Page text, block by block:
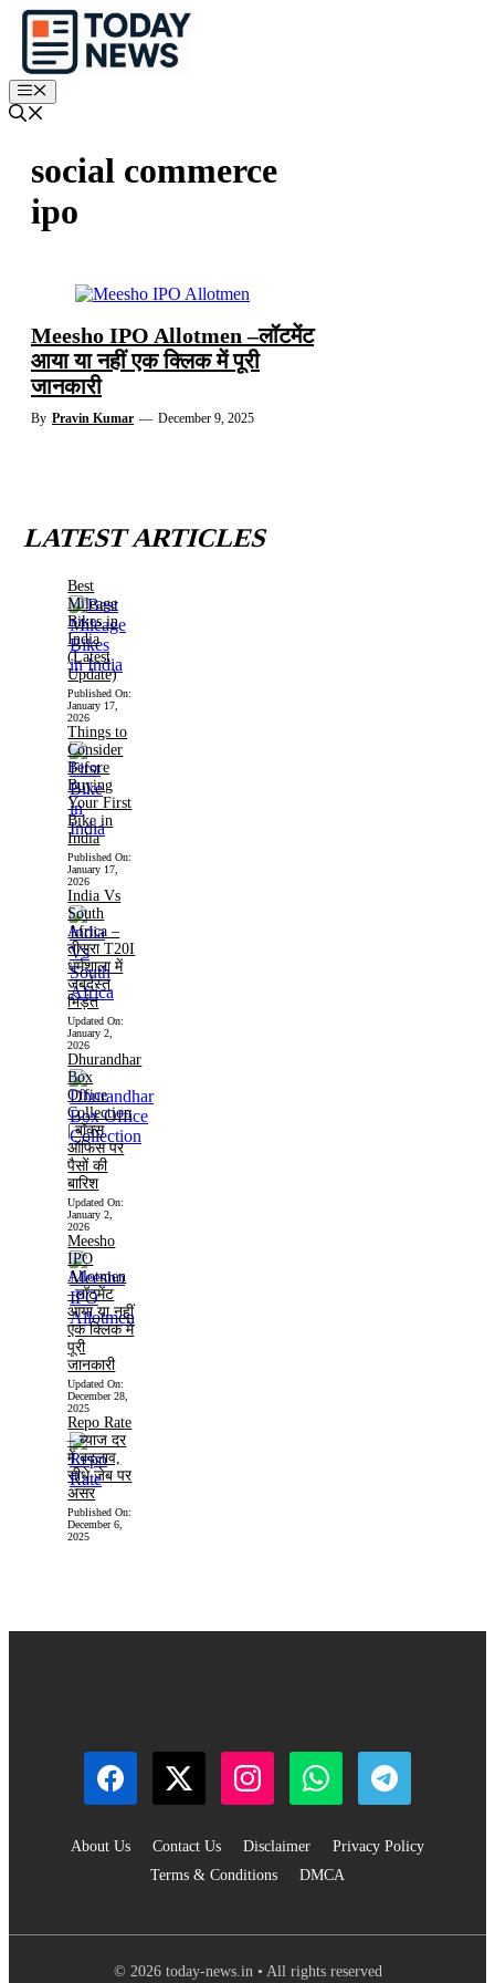
Skip
content
Menu
social commerce
ipo
Meesho IPO Allotmen –लॉटमेंट
आया या नहीं एक क्लिक में पूरी
जानकारी
By Pravin Kumar — December 9, 2025
LATEST ARTICLES
Best
Mileage
Bikes in
India
(Latest
Update)
Published On:
January 17,
2026
Things to
Consider
Before
Buying
Your First
Bike in
India
Published On:
January 17,
2026
India Vs
South
Africa –
तीसरा T20I
धर्मशाला में
जबर्दस्त
भिड़ंत
Updated On:
January 2,
2026
Dhurandhar
Box
Office
Collection
| बॉक्स
ऑफिस पर
पैसों की
बारिश
Updated On:
January 2,
2026
Meesho
IPO
Allotmen
–लॉटमेंट
आया या नहीं
एक क्लिक में
पूरी
जानकारी
Updated On:
December 28,
2025
Repo Rate
– ब्याज दर
में बदलाव,
सीधे जेब पर
असर
Published On:
December 6,
2025
About Us Contact Us Disclaimer
Privacy Policy
Terms & Conditions
DMCA
© 2026 today-news.in • All rights reserved